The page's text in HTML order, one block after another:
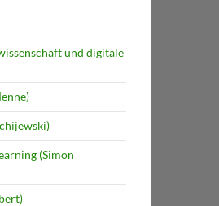
und digitale
(Simon